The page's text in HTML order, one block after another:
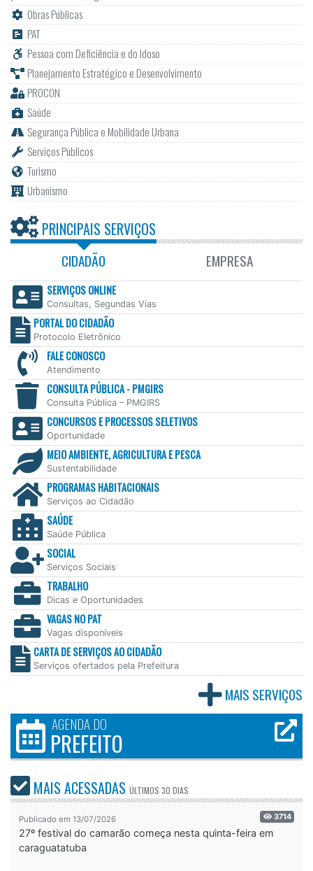
Obras Públicas
PAT
Pessoa com Deficiência e do Idoso
Planejamento Estratégico e Desenvolvimento
PROCON
Saúde
Segurança Pública e Mobilidade Urbana
Serviços Públicos
Turismo
Urbanismo
PRINCIPAIS SERVIÇOS
CIDADÃO EMPRESA
SERVIÇOS ONLINE
Consultas, Segundas Vias
PORTAL DO CIDADÃO
Protocolo Eletrônico
FALE CONOSCO
Atendimento
CONSULTA PÚBLICA - PMGIRS
Consulta Pública – PMGIRS
CONCURSOS E PROCESSOS SELETIVOS
Oportunidade
MEIO AMBIENTE, AGRICULTURA E PESCA
Sustentabilidade
PROGRAMAS HABITACIONAIS
Serviços ao Cidadão
SAÚDE
Saúde Pública
SOCIAL
Serviços Sociais
TRABALHO
Dicas e Oportunidades
VAGAS NO PAT
Vagas disponíveis
CARTA DE SERVIÇOS AO CIDADÃO
Serviços ofertados pela Prefeitura
MAIS SERVIÇOS
AGENDA DO
PREFEITO
MAIS ACESSADAS ÚLTIMOS 30 DIAS
Publicado em 13/07/2026 3714
27º festival do camarão começa nesta quinta-feira em
caraguatatuba